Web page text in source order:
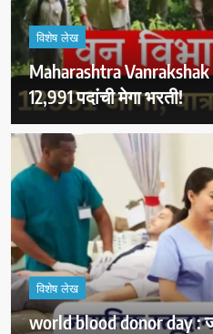
विशेष लेख
Maharashtra
12,991 पदांची मेगा भरती!
विशेष लेख
world blood donor day :